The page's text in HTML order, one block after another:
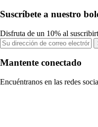
Suscríbete a nuestro
Disfruta de un 10% al
Mantente conectado
Encuéntranos en las redes